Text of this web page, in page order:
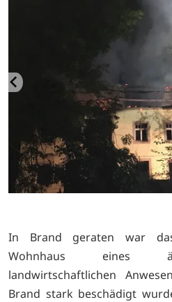
In Brand geraten war
Wohnhaus eines
landwirtschaftlichen
Brand stark beschädigt